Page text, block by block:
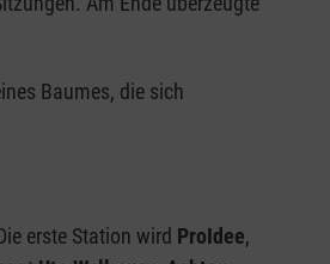
Baumes, die sich
erste Station wird ProIdee,